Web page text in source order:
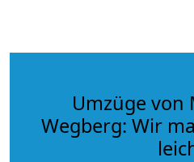
Umzüge von
Wegberg: Wir